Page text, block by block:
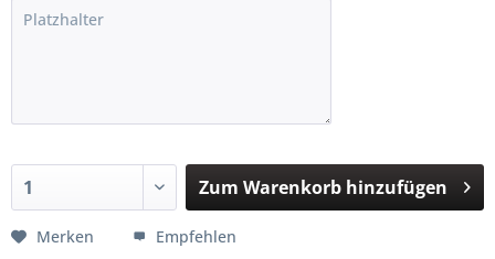
Zum Warenkorb hinzufügen
Merken Empfehlen